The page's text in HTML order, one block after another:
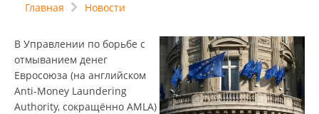
Главная Новости
В Управлении по борьбе с
отмыванием денег
Евросоюза (на английском
Anti-Money Laundering
Authority, сокращённо AMLA)